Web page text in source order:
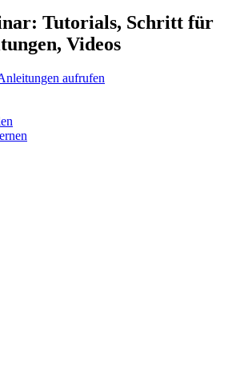
Tutorials, Schritt für
Videos
aufrufen